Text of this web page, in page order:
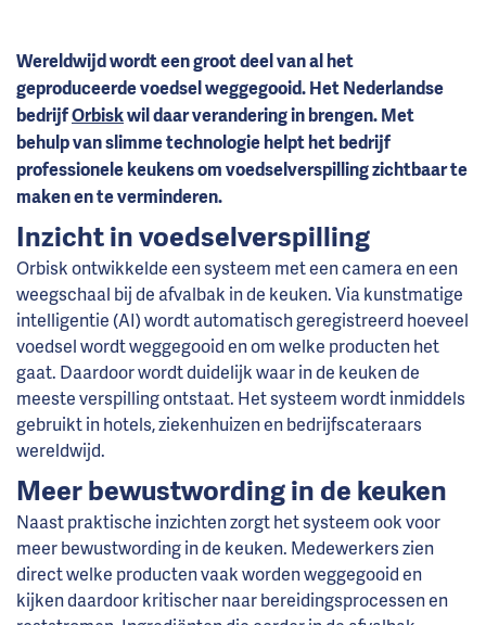
Wereldwijd wordt een groot deel van al het
geproduceerde voedsel weggegooid. Het Nederlandse
bedrijfOrbiskwil daar verandering in brengen. Met
behulp van slimme technologie helpt het bedrijf
professionele keukens om voedselverspilling zichtbaar te
maken en te verminderen.
Inzicht in voedselverspilling
Orbisk ontwikkelde een systeem met een camera en een
weegschaal bij de afvalbak in de keuken. Via kunstmatige
intelligentie (AI) wordt automatisch geregistreerd hoeveel
voedsel wordt weggegooid en om welke producten het
gaat. Daardoor wordt duidelijk waar in de keuken de
meeste verspilling ontstaat. Het systeem wordt inmiddels
gebruikt in hotels, ziekenhuizen en bedrijfscateraars
wereldwijd.
Meer bewustwording in de keuken
Naast praktische inzichten zorgt het systeem ook voor
meer bewustwording in de keuken. Medewerkers zien
direct welke producten vaak worden weggegooid en
kijken daardoor kritischer naar bereidingsprocessen en